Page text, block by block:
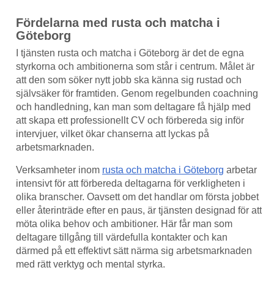
Fördelarna med rusta och matcha i
Göteborg
I tjänsten rusta och matcha i Göteborg är det de egna
styrkorna och ambitionerna som står i centrum. Målet är
att den som söker nytt jobb ska känna sig rustad och
självsäker för framtiden. Genom regelbunden coachning
och handledning, kan man som deltagare få hjälp med
att skapa ett professionellt CV och förbereda sig inför
intervjuer, vilket ökar chanserna att lyckas på
arbetsmarknaden.
Verksamheter inom rusta och matcha i Göteborg arbetar
intensivt för att förbereda deltagarna för verkligheten i
olika branscher. Oavsett om det handlar om första jobbet
eller återinträde efter en paus, är tjänsten designad för att
möta olika behov och ambitioner. Här får man som
deltagare tillgång till värdefulla kontakter och kan
därmed på ett effektivt sätt närma sig arbetsmarknaden
med rätt verktyg och mental styrka.